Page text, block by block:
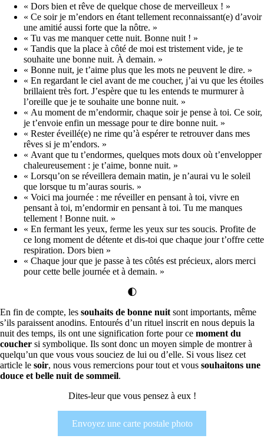
« Dors bien et rêve de quelque chose de merveilleux ! »
« Ce soir je m’endors en étant tellement reconnaissant(e) d’avoir
une amitié aussi forte que la nôtre. »
« Tu vas me manquer cette nuit. Bonne nuit ! »
« Tandis que la place à côté de moi est tristement vide, je te
souhaite une bonne nuit. À demain. »
« Bonne nuit, je t’aime plus que les mots ne peuvent le dire. »
« En regardant le ciel avant de me coucher, j’ai vu que les étoiles
brillaient très fort. J’espère que tu les entends te murmurer à
l’oreille que je te souhaite une bonne nuit. »
« Au moment de m’endormir, chaque soir je pense à toi. Ce soir,
je t’envoie enfin un message pour te dire bonne nuit. »
« Rester éveillé(e) ne rime qu’à espérer te retrouver dans mes
rêves si je m’endors. »
« Avant que tu t’endormes, quelques mots doux où t’envelopper
chaleureusement : je t’aime, bonne nuit. »
« Lorsqu’on se réveillera demain matin, je n’aurai vu le soleil
que lorsque tu m’auras souris. »
« Voici ma journée : me réveiller en pensant à toi, vivre en
pensant à toi, m’endormir en pensant à toi. Tu me manques
tellement ! Bonne nuit. »
« En fermant les yeux, ferme les yeux sur tes soucis. Profite de
ce long moment de détente et dis-toi que chaque jour t’offre cette
respiration. Dors bien »
« Chaque jour que je passe à tes côtés est précieux, alors merci
pour cette belle journée et à demain. »
🌓
En fin de compte, les souhaits de bonne nuit sont importants, même
s’ils paraissent anodins. Entourés d’un rituel inscrit en nous depuis la
nuit des temps, ils ont une signification forte pour ce moment du
coucher si symbolique. Ils sont donc un moyen simple de montrer à
quelqu’un que vous vous souciez de lui ou d’elle. Si vous lisez cet
article le soir, nous vous remercions pour tout et vous souhaitons une
douce et belle nuit de sommeil.
Dites-leur que vous pensez à eux !
Envoyez une carte postale photo